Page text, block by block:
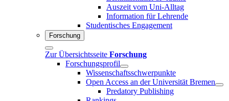
Auszeit vom Uni-Alltag
Information für Lehrende
Studentisches Engagement
Forschung
Zur Übersichtsseite Forschung
Forschungsprofil
Wissenschaftsschwerpunkte
Open Access an der Universität Bremen
Predatory Publishing